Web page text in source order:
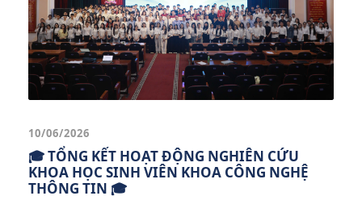
10/06/2026
🎓 TỔNG KẾT HOẠT ĐỘNG NGHIÊN CỨU
KHOA HỌC SINH VIÊN KHOA CÔNG NGHỆ
THÔNG TIN 🎓